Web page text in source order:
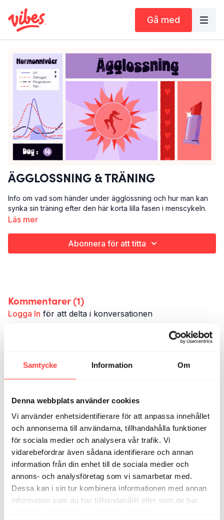
Samtycke Information Om
Denna webbplats använder cookies
Vi använder enhetsidentifierare för att anpassa innehållet
och annonserna till användarna, tillhandahålla funktioner
för sociala medier och analysera vår trafik. Vi
vidarebefordrar även sådana identifierare och annan
information från din enhet till de sociala medier och
annons- och analysföretag som vi samarbetar med.
Dessa kan i sin tur kombinera informationen med annan
information som du har tillhandahållit eller som de har
Gå med
ÄGGLOSSNING & TRÄNING
Info om vad som händer under ägglossning och hur man kan
synka sin träning efter den här korta lilla fasen i menscykeln.
Läs mer
Abonnera för att titta
Kommentarer (1)
Logga In för att delta i konversationen
1
Relaterade videor